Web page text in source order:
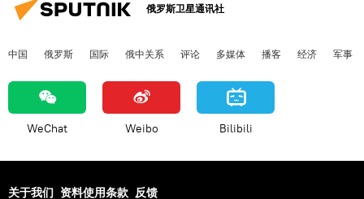
俄罗斯卫星通讯社
中国 俄罗斯 国际 俄中关系 评论 多媒体 播客 经济 军事
WeChat Weibo Bilibili
关于我们 资料使用条款 反馈